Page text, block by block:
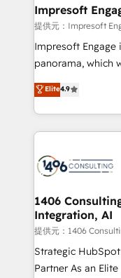
products and
difference.
Impresoft
提供元：Impresoft
Impresoft Engage
panorama, which
putting Customer
creating digital
people, processes and data.
digital solutions
marketing
allowing
the needs of the customer. We are
Group, a group of
companies that
Competence
Elite4.9
1406
Integration, AI
提供元：1406
Strategic
Partner As an Elite HubSpot Partner, 1406 Consulting